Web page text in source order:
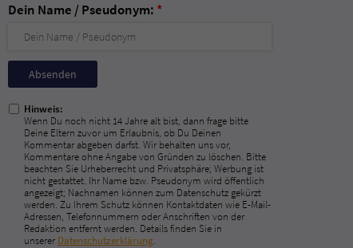
Dein Name / Pseudonym: *
Nicht
ausfüllen!
Hinweis:
Wenn Du noch nicht 14 Jahre alt bist, dann frage bitte
Deine Eltern zuvor um Erlaubnis, ob Du Deinen
Kommentar abgeben darfst. Wir behalten uns vor,
Kommentare ohne Angabe von Gründen zu löschen. Bitte
beachten Sie Urheberrecht und Privatsphäre; Werbung ist
nicht gestattet. Ihr Name bzw. Pseudonym wird öffentlich
angezeigt; Nachnamen können zum Datenschutz gekürzt
werden. Zu Ihrem Schutz können Kontaktdaten wie E-Mail-
Adressen, Telefonnummern oder Anschriften von der
Redaktion entfernt werden. Details finden Sie in
unserer Datenschutzerklärung.